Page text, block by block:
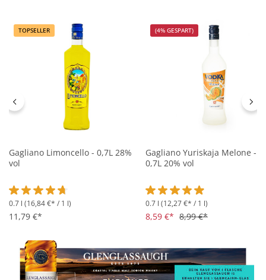
TOPSELLER
Gagliano Limoncello - 0,7L 28%
vol
Durchschnittliche Bewertung von 4.8 von 5 Sternen
0.7 l (16,84 €* / 1 l)
11,79 €*
(4% GESPART)
Gagliano Yuriskaja Melone -
0,7L 20% vol
Durchschnittliche
0.7 l (12,27 €* / 1 l)
8,59 €* 8,99 €*